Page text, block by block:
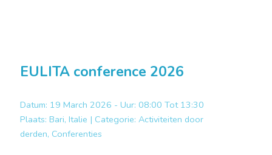
EULITA conference 2026
Datum: 19 March 2026 - Uur: 08:00 Tot 13:30
Plaats: Bari, Italie | Categorie: Activiteiten door
derden, Conferenties